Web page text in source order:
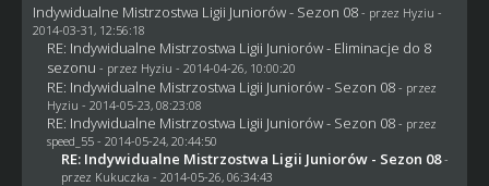
Indywidualne Mistrzostwa Ligii Juniorów - Sezon 08 - przez Hyziu -
2014-03-31, 12:56:18
RE: Indywidualne Mistrzostwa Ligii Juniorów - Eliminacje do 8
sezonu - przez Hyziu - 2014-04-26, 10:00:20
RE: Indywidualne Mistrzostwa Ligii Juniorów - Sezon 08 - przez
Hyziu - 2014-05-23, 08:23:08
RE: Indywidualne Mistrzostwa Ligii Juniorów - Sezon 08 - przez
speed_55 - 2014-05-24, 20:44:50
RE: Indywidualne Mistrzostwa Ligii Juniorów - Sezon 08 -
przez Kukuczka - 2014-05-26, 06:34:43